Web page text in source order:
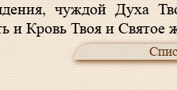
чуждой Духа
и Кровь Твоя и Святое